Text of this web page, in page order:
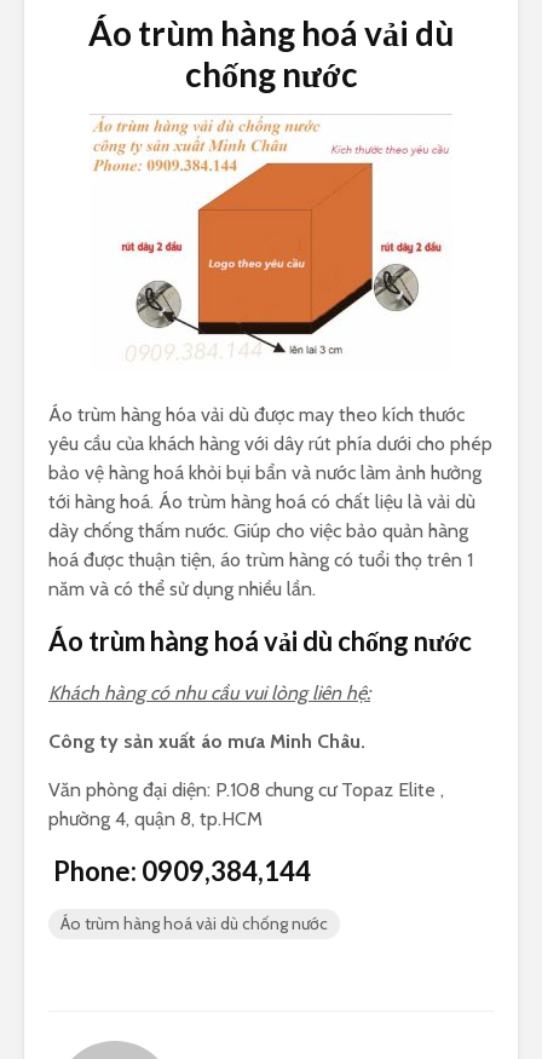
Áo trùm hàng hoá vải dù
chống nước
Áo trùm hàng hóa vải dù được may theo kích thước
yêu cầu của khách hàng với dây rút phía dưới cho phép
bảo vệ hàng hoá khỏi bụi bẩn và nước làm ảnh hưởng
tới hàng hoá. Áo trùm hàng hoá có chất liệu là vải dù
dày chống thấm nước. Giúp cho việc bảo quản hàng
hoá được thuận tiện, áo trùm hàng có tuổi thọ trên 1
năm và có thể sử dụng nhiều lần.
Áo trùm hàng hoá vải dù chống nước
Khách hàng có nhu cầu vui lòng liên hệ:
Công ty sản xuất áo mưa Minh Châu.
Văn phòng đại diện: P.108 chung cư Topaz Elite ,
phường 4, quận 8, tp.HCM
Phone: 0909,384,144
Áo trùm hàng hoá vải dù chống nước